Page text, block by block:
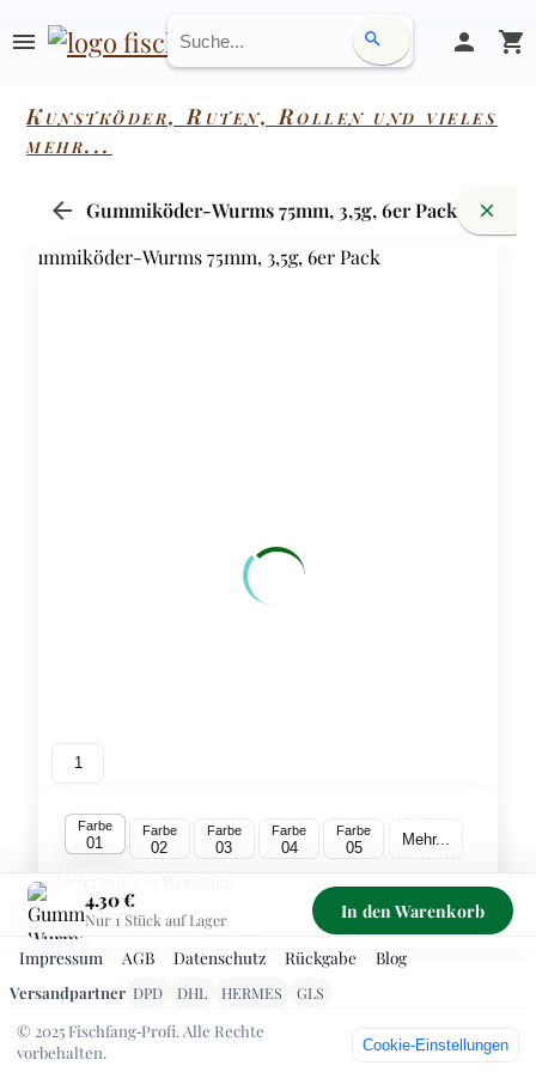
menu search person shopping_cart
Kunstköder, Ruten, Rollen und vieles
mehr...
arrow_back Gummiköder-Wurms 75mm, 3,5g, 6er Pack close
1
Farbe
01
Farbe
02
Farbe
03
Farbe
04
Farbe
05 Mehr...
Lieferzeit 2–3 Werktage
Preis 4.30 €
inkl. MwSt., zzgl. Versand
Sichere Zahlung über PayPal – Kreditkarte/SEPA ohne
PayPal‑Konto möglich. Kostenloser Versand ab 99 €
- 1 +
4.30 €
Nur 1 Stück auf Lager In den Warenkorb
Impressum AGB Datenschutz Rückgabe Blog
Versandpartner DPD DHL HERMES
GLS
© 2025 Fischfang‑Profi. Alle Rechte
vorbehalten.
Cookie‑Einstellungen